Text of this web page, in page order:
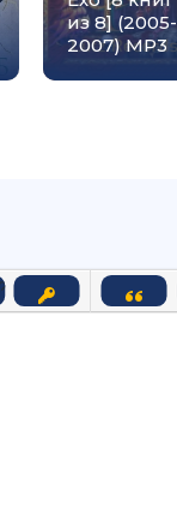
из 8] (2005-
2007) МР3